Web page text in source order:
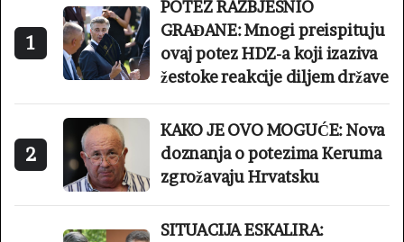
1
POTEZ RAZBJESNIO
GRAĐANE: Mnogi preispituju
ovaj potez HDZ-a koji izaziva
žestoke reakcije diljem države
2
KAKO JE OVO MOGUĆE: Nova
doznanja o potezima Keruma
zgrožavaju Hrvatsku
SITUACIJA ESKALIRA: